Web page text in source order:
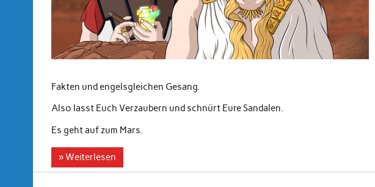
Fakten und engelsgleichen Gesang.
Also lasst Euch Verzaubern und schnürt Eure Sandalen.
Es geht auf zum Mars.
» Weiterlesen